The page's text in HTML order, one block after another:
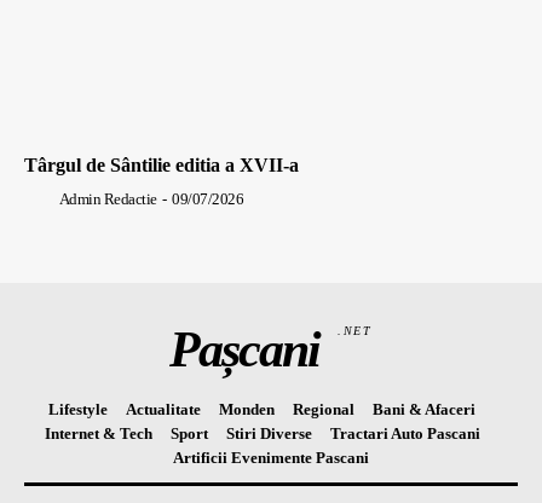
Târgul de Sântilie editia a XVII-a
Admin Redactie - 09/07/2026
Pașcani .NET
Lifestyle Actualitate Monden Regional
Bani & Afaceri
Internet & Tech
Sport Stiri Diverse
Tractari Auto Pascani
Artificii Evenimente Pascani